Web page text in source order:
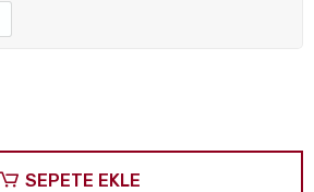
SEPETE EKLE